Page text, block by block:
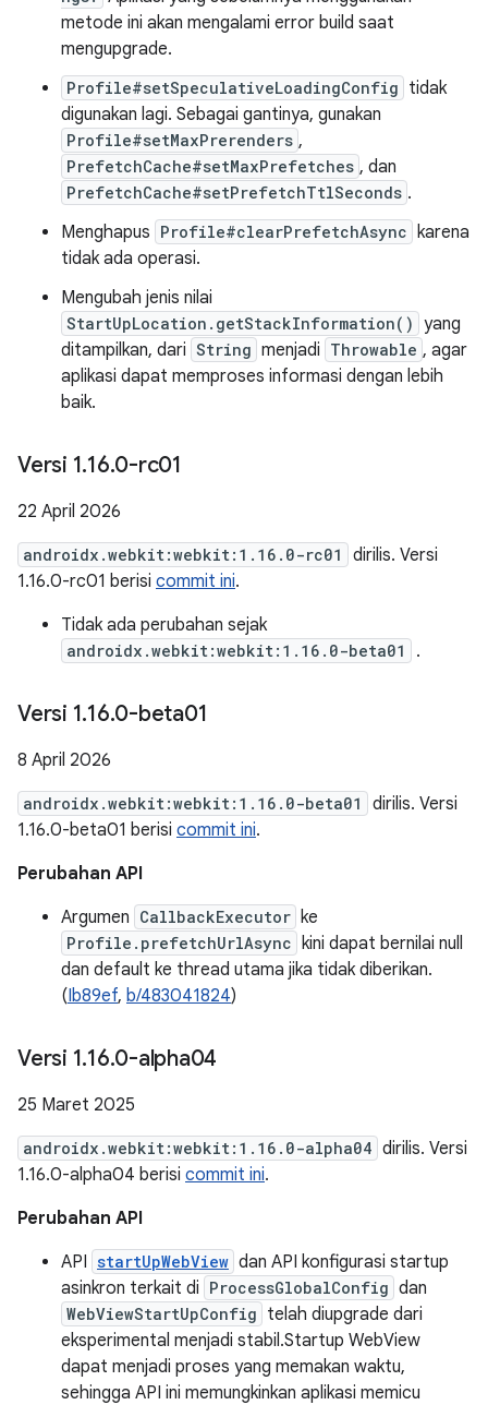
metode ini akan mengalami error build saat
mengupgrade.
Profile#setSpeculativeLoadingConfig tidak
digunakan lagi. Sebagai gantinya, gunakan
Profile#setMaxPrerenders ,
PrefetchCache#setMaxPrefetches , dan
PrefetchCache#setPrefetchTtlSeconds .
Menghapus Profile#clearPrefetchAsync karena
tidak ada operasi.
Mengubah jenis nilai
StartUpLocation.getStackInformation() yang
ditampilkan, dari String menjadi Throwable , agar
aplikasi dapat memproses informasi dengan lebih
baik.
Versi 1.16.0-rc01
22 April 2026
androidx.webkit:webkit:1.16.0-rc01
dirilis. Versi
1.16.0-rc01 berisi commit ini.
Tidak ada perubahan sejak
androidx.webkit:webkit:1.16.0-beta01 .
Versi 1.16.0-beta01
8 April 2026
androidx.webkit:webkit:1.16.0-beta01
dirilis. Versi
1.16.0-beta01 berisi commit ini.
Perubahan API
Argumen CallbackExecutor ke
Profile.prefetchUrlAsync kini dapat bernilai null
dan default ke thread utama jika tidak diberikan.
(Ib89ef, b/483041824)
Versi 1.16.0-alpha04
25 Maret 2025
androidx.webkit:webkit:1.16.0-alpha04 dirilis. Versi
1.16.0-alpha04 berisi commit ini.
Perubahan API
API startUpWebView dan API konfigurasi startup
asinkron terkait di ProcessGlobalConfig dan
WebViewStartUpConfig telah diupgrade dari
eksperimental menjadi stabil.Startup WebView
dapat menjadi proses yang memakan waktu,
sehingga API ini memungkinkan aplikasi memicu